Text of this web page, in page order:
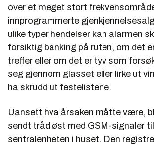
over et meget stort
innprogrammerte
ulike typer hendelser kan alarmen
forsiktig banking på ruten, om det
treffer eller om det er tyv som
seg gjennom glasset eller lirke ut
ha skrudd ut festelistene.
Uansett hva årsaken måtte være,
sendt trådløst med GSM-signaler til
sentralenheten i huset. Den